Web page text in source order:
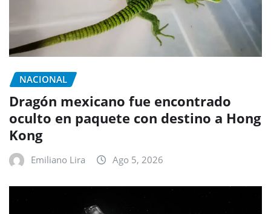
NACIONAL
Dragón mexicano fue encontrado
oculto en paquete con destino a Hong
Kong
Emiliano Lira Ago 5, 2026